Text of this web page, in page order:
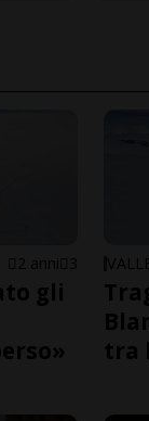
2 anni 3
gli
tra